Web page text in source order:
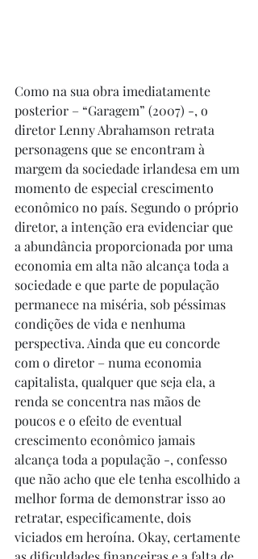
Como na sua obra imediatamente
posterior – “Garagem” (2007) -, o
diretor Lenny Abrahamson retrata
personagens que se encontram à
margem da sociedade irlandesa em um
momento de especial crescimento
econômico no país. Segundo o próprio
diretor, a intenção era evidenciar que
a abundância proporcionada por uma
economia em alta não alcança toda a
sociedade e que parte de população
permanece na miséria, sob péssimas
condições de vida e nenhuma
perspectiva. Ainda que eu concorde
com o diretor – numa economia
capitalista, qualquer que seja ela, a
renda se concentra nas mãos de
poucos e o efeito de eventual
crescimento econômico jamais
alcança toda a população -, confesso
que não acho que ele tenha escolhido a
melhor forma de demonstrar isso ao
retratar, especificamente, dois
viciados em heroína. Okay, certamente